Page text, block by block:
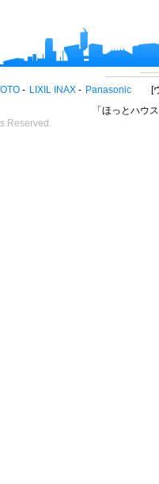
LIXIL INAX Panasonic
「ほっとハウ
Reserved.